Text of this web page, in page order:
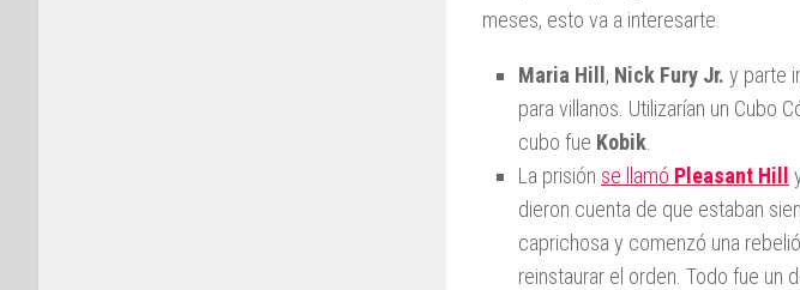
meses, esto va a interesarte.
Maria Hill, Nick Fury Jr. y parte
para villanos. Utilizarían un Cubo
cubo fue Kobik
La prisión se llamó Pleasant Hill
dieron cuenta de que estaban
caprichosa y comenzó una
reinstaurar el orden. Todo fue un